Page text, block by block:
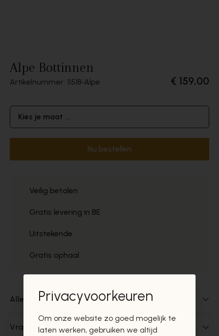
Alpe Bottinnen
Artikelnummer: 11518 Alpe € 159,00
Kies je maat ...
Nu bestellen
Veilig betalen
Gratis levering in BE
Uitstekende
Gratis ophaal
Alles over dit product
Vragen over dit product?
Privacyvoorkeuren
Om onze website zo goed mogelijk te
laten werken, gebruiken we altijd